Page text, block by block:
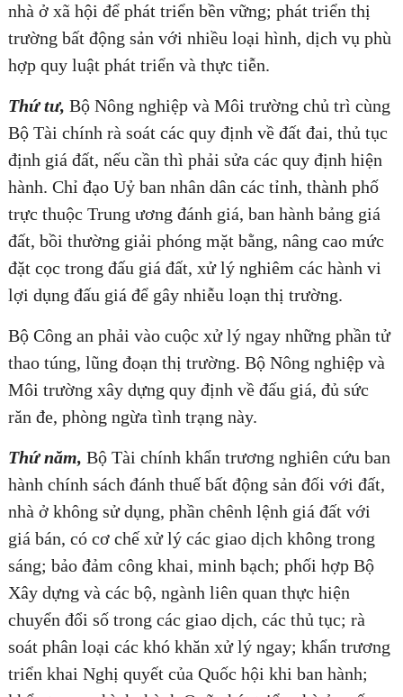
nhà ở xã hội để phát triển bền vững; phát triển thị
trường bất động sản với nhiều loại hình, dịch vụ phù
hợp quy luật phát triển và thực tiễn.
Thứ tư, Bộ Nông nghiệp và Môi trường chủ trì cùng
Bộ Tài chính rà soát các quy định về đất đai, thủ tục
định giá đất, nếu cần thì phải sửa các quy định hiện
hành. Chỉ đạo Uỷ ban nhân dân các tỉnh, thành phố
trực thuộc Trung ương đánh giá, ban hành bảng giá
đất, bồi thường giải phóng mặt bằng, nâng cao mức
đặt cọc trong đấu giá đất, xử lý nghiêm các hành vi
lợi dụng đấu giá để gây nhiễu loạn thị trường.
Bộ Công an phải vào cuộc xử lý ngay những phần tử
thao túng, lũng đoạn thị trường. Bộ Nông nghiệp và
Môi trường xây dựng quy định về đấu giá, đủ sức
răn đe, phòng ngừa tình trạng này.
Thứ năm, Bộ Tài chính khẩn trương nghiên cứu ban
hành chính sách đánh thuế bất động sản đối với đất,
nhà ở không sử dụng, phần chênh lệnh giá đất với
giá bán, có cơ chế xử lý các giao dịch không trong
sáng; bảo đảm công khai, minh bạch; phối hợp Bộ
Xây dựng và các bộ, ngành liên quan thực hiện
chuyển đổi số trong các giao dịch, các thủ tục; rà
soát phân loại các khó khăn xử lý ngay; khẩn trương
triển khai Nghị quyết của Quốc hội khi ban hành;